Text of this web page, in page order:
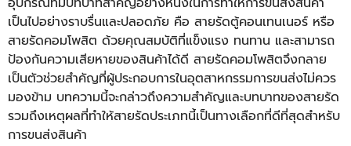
เป็นไปอย่างราบรื่นและปลอดภัย คือ สายรัดตู้คอนเทนเนอร์ หรือ
สายรัดคอมโพสิต ด้วยคุณสมบัติที่แข็งแรง ทนทาน และสามารถ
ป้องกันความเสียหายของสินค้าได้ดี สายรัดคอมโพสิตจึงกลาย
เป็นตัวช่วยสำคัญที่ผู้ประกอบการในอุตสาหกรรมการขนส่งไม่ควร
มองข้าม บทความนี้จะกล่าวถึงความสำคัญและบทบาทของสายรัด
รวมถึงเหตุผลที่ทำให้สายรัดประเภทนี้เป็นทางเลือกที่ดีที่สุดสำหรับ
การขนส่งสินค้า